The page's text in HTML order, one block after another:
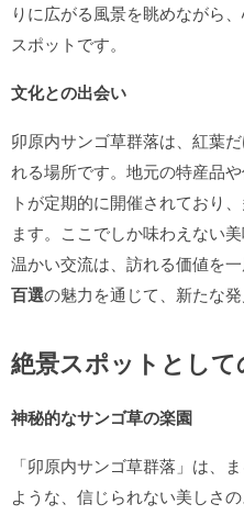
りに広がる風景を眺めながら
スポットです。
文化との出会い
卯原内サンゴ草群落は、紅葉
れる場所です。地元の特産品
トが定期的に開催されており
ます。ここでしか味わえない
温かい交流は、訪れる価値を
百選の魅力を通じて、新たな
絶景スポットとして
神秘的なサンゴ草の楽園
「卯原内サンゴ草群落」は、
ような、信じられない美しさ